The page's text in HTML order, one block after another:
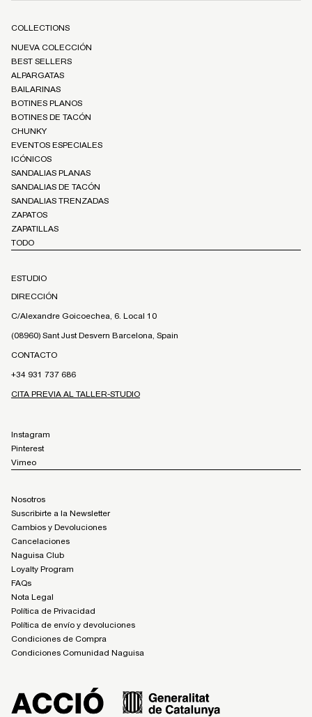
COLLECTIONS
NUEVA COLECCIÓN
BEST SELLERS
ALPARGATAS
BAILARINAS
BOTINES PLANOS
BOTINES DE TACÓN
CHUNKY
EVENTOS ESPECIALES
ICÓNICOS
SANDALIAS PLANAS
SANDALIAS DE TACÓN
SANDALIAS TRENZADAS
ZAPATOS
ZAPATILLAS
TODO
ESTUDIO
DIRECCIÓN
C/Alexandre Goicoechea, 6. Local 10
(08960) Sant Just Desvern Barcelona, Spain
CONTACTO
+34 931 737 686
CITA PREVIA AL TALLER-STUDIO
Instagram
Pinterest
Vimeo
Nosotros
Suscribirte a la Newsletter
Cambios y Devoluciones
Cancelaciones
Naguisa Club
Loyalty Program
FAQs
Nota Legal
Política de Privacidad
Política de envío y devoluciones
Condiciones de Compra
Condiciones Comunidad Naguisa